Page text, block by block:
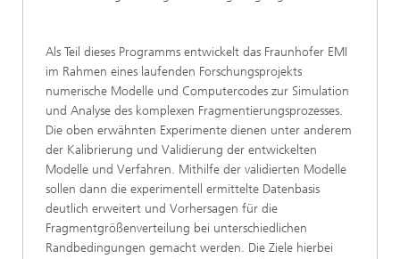
Als Teil dieses Programms entwickelt das Fraunhofer EMI
im Rahmen eines laufenden Forschungsprojekts
numerische Modelle und Computercodes zur Simulation
und Analyse des komplexen Fragmentierungsprozesses.
Die oben erwähnten Experimente dienen unter anderem
der Kalibrierung und Validierung der entwickelten
Modelle und Verfahren. Mithilfe der validierten Modelle
sollen dann die experimentell ermittelte Datenbasis
deutlich erweitert und Vorhersagen für die
Fragmentgrößenverteilung bei unterschiedlichen
Randbedingungen gemacht werden. Die Ziele hierbei